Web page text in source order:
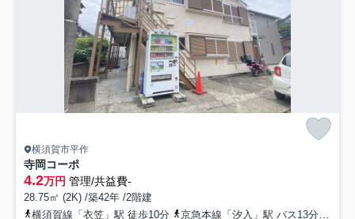
横須賀市平作
寺岡コーポ
4.2万円 管理/共益費-
28.75㎡ (2K) /築42年 /2階建
横須賀線「衣笠」駅 徒歩10分
京急本線「汐入」駅 バス13分 「京急バス三浦高校前」 停歩10分